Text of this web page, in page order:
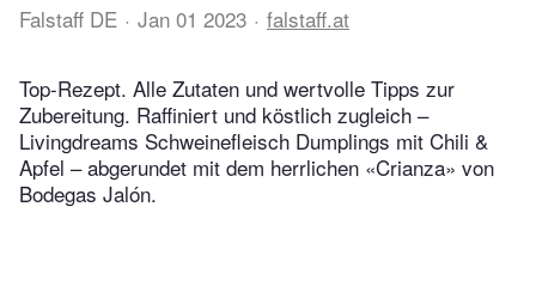
Falstaff DE Jan 01 2023 falstaff.at
Top-Rezept. Alle Zutaten und wertvolle Tipps zur
Zubereitung. Raffiniert und köstlich zugleich –
Livingdreams Schweinefleisch Dumplings mit Chili &
Apfel – abgerundet mit dem herrlichen «Crianza» von
Bodegas Jalón.